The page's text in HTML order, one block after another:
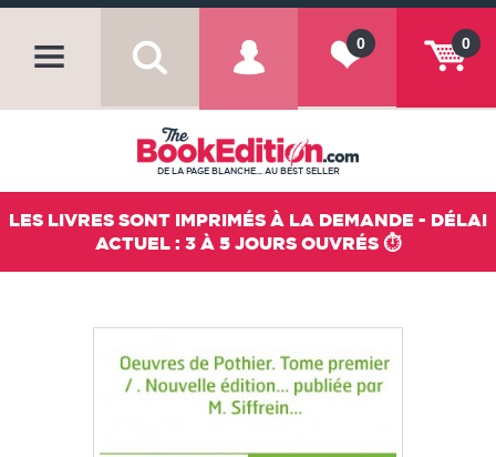
0
0
DE LA PAGE BLANCHE... AU BEST SELLER
LES LIVRES SONT IMPRIMÉS À LA DEMANDE - DÉLAI
ACTUEL : 3 À 5 JOURS OUVRÉS ⏱️